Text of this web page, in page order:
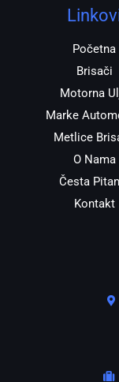
Početna
Brisači
Motorna
Marke
Metlice
O Nama
Česta
Kontakt